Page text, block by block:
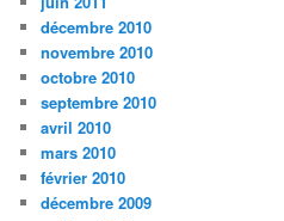
décembre 2010
novembre 2010
octobre 2010
septembre 2010
avril 2010
mars 2010
février 2010
décembre 2009